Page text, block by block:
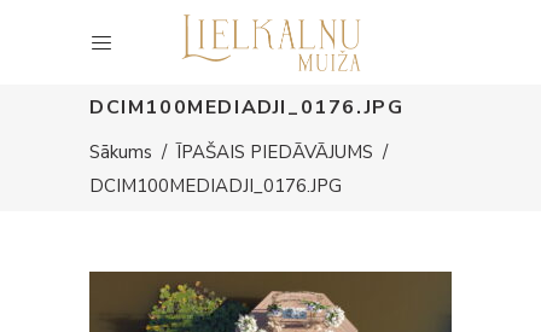
DCIM100MEDIADJI_0176.JPG
Sākums /ĪPAŠAIS PIEDĀVĀJUMS /
DCIM100MEDIADJI_0176.JPG